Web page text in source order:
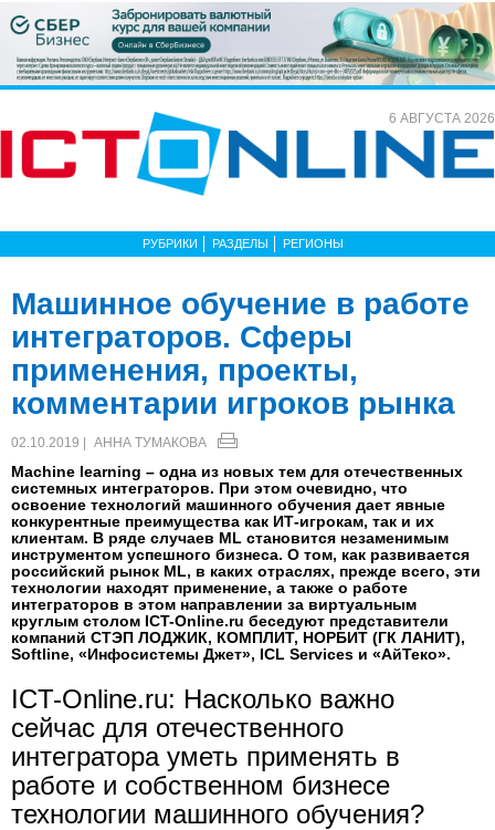
6 АВГУСТА 2026
РУБРИКИ РАЗДЕЛЫ РЕГИОНЫ
Машинное обучение в работе
интеграторов. Сферы
применения, проекты,
комментарии игроков рынка
02.10.2019 | АННА ТУМАКОВА
Machine learning – одна из новых тем для отечественных
системных интеграторов. При этом очевидно, что
освоение технологий машинного обучения дает явные
конкурентные преимущества как ИТ-игрокам, так и их
клиентам. В ряде случаев ML становится незаменимым
инструментом успешного бизнеса. О том, как развивается
российский рынок ML, в каких отраслях, прежде всего, эти
технологии находят применение, а также о работе
интеграторов в этом направлении за виртуальным
круглым столом ICT-Online.ru беседуют представители
компаний СТЭП ЛОДЖИК, КОМПЛИТ, НОРБИТ (ГК ЛАНИТ),
Softline, «Инфосистемы Джет», ICL Services и «АйТеко».
ICT-Online.ru: Насколько важно
сейчас для отечественного
интегратора уметь применять в
работе и собственном бизнесе
технологии машинного обучения?